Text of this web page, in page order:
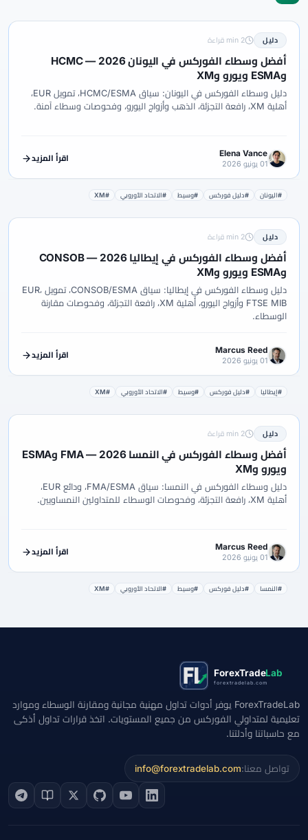
دليل 2 min قراءة
أفضل وسطاء الفوركس في اليونان 2026 — HCMC
وESMA ويورو وXM
دليل وسطاء الفوركس في اليونان: سياق HCMC/ESMA، تمويل EUR،
أهلية XM، رافعة التجزئة، الذهب وأزواج اليورو، وفحوصات وسطاء آمنة.
Elena Vance
01 يونيو 2026
اقرأ المزيد
#اليونان #دليل فوركس #وسيط #الاتحاد الأوروبي #XM
دليل 2 min قراءة
أفضل وسطاء الفوركس في إيطاليا 2026 — CONSOB
وESMA ويورو وXM
دليل وسطاء الفوركس في إيطاليا: سياق CONSOB/ESMA، تمويل EUR،
FTSE MIB وأزواج اليورو، أهلية XM، رافعة التجزئة، وفحوصات مقارنة
الوسطاء.
Marcus Reed
01 يونيو 2026
اقرأ المزيد
#إيطاليا #دليل فوركس #وسيط #الاتحاد الأوروبي #XM
دليل 2 min قراءة
أفضل وسطاء الفوركس في النمسا 2026 — FMA وESMA
ويورو وXM
دليل وسطاء الفوركس في النمسا: سياق FMA/ESMA، ودائع EUR،
أهلية XM، رافعة التجزئة، وفحوصات الوسطاء للمتداولين النمساويين.
Marcus Reed
01 يونيو 2026
اقرأ المزيد
#النمسا #دليل فوركس #وسيط #الاتحاد الأوروبي #XM
ForexTradeLab
forextradelab.com
ForexTradeLab يوفر أدوات تداول مهنية مجانية ومقارنة الوسطاء وموارد
تعليمية لمتداولي الفوركس من جميع المستويات. اتخذ قرارات تداول أذكى
مع حاسباتنا وأدلتنا.
تواصل معنا:info@forextradelab.com